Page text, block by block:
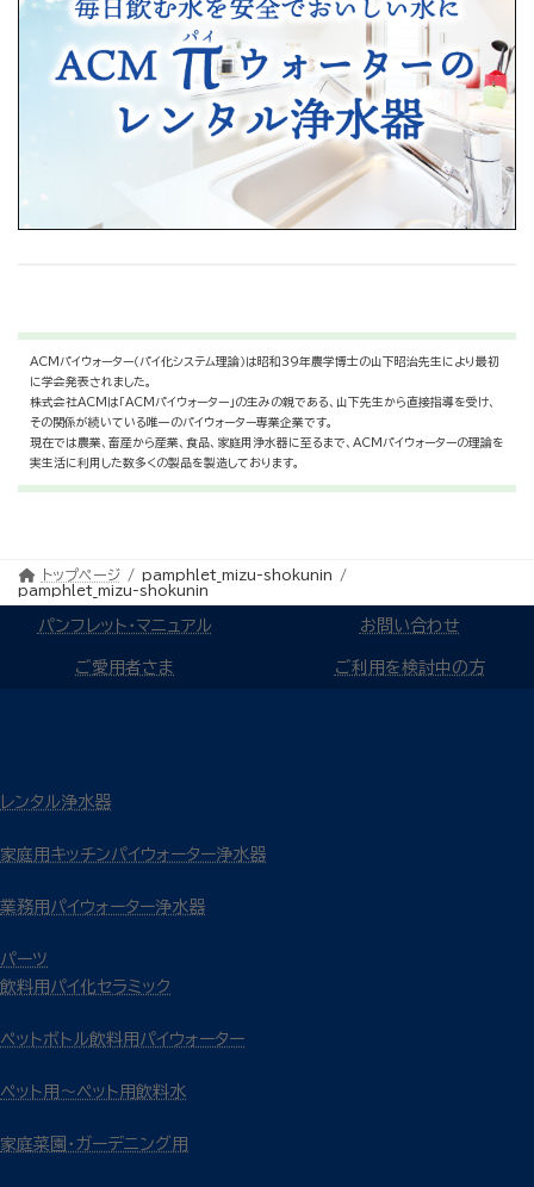
ACMパイウォーター（パイ化システム理論）は昭和39年農学博士の山下昭治先生により最初
に学会発表されました。
株式会社ACMは「ACMパイウォーター」の生みの親である、山下先生から直接指導を受け、
その関係が続いている唯一のパイウォーター専業企業です。
現在では農業、畜産から産業、食品、家庭用浄水器に至るまで、ACMパイウォーターの理論を
実生活に利用した数多くの製品を製造しております。
トップページ
pamphlet_mizu-shokunin
pamphlet_mizu-shokunin
パンフレット・マニュアル お問い合わせ
ご愛用者さま ご利用を検討中の方
レンタル浄水器
家庭用キッチンパイウォーター浄水器
業務用パイウォーター浄水器
パーツ
飲料用パイ化セラミック
ペットボトル飲料用パイウォーター
ペット用～ペット用飲料水
家庭菜園・ガーデニング用